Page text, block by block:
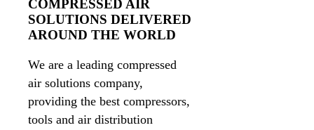
COMPRESSED AIR
SOLUTIONS DELIVERED
AROUND THE WORLD
We are a leading compressed
air solutions company,
providing the best compressors,
tools and air distribution